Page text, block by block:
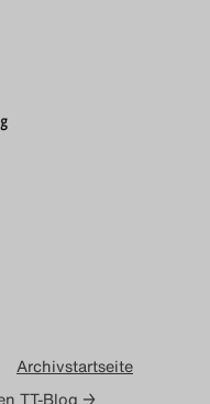
Archivstartseite
TT-Blog →